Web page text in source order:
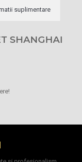
suplimentare
SHANGHAI